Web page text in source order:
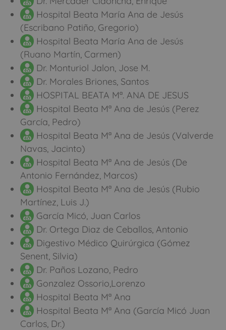
Hospital Beata María Ana de Jesús
(Escribano Patiño, Gregorio)
Hospital Beata María Ana de Jesús
(Ruano Martín, Carmen)
Dr. Monturiol Jalon, Jose M.
Dr. Morales Briones, Santos
HOSPITAL BEATA Mª. ANA DE JESUS
Hospital Beata Mª Ana de Jesús (Perez
García, Pedro)
Hospital Beata Mª Ana de Jesús (Valverde
Navas, Jacinto)
Hospital Beata Mª Ana de Jesús (De
Antonio Fernández, Marcos)
Hospital Beata Mª Ana de Jesús (Rubio
Martínez, Luis J.)
García Micó, Juan Carlos
Dr. Ortega Diaz de Ceballos, Antonio
Digestivo Médico Quirúrgica (Gómez
Senent, Silvia)
Dr. Paños Lozano, Pedro
Gonzalez Ossorio,Lorenzo
Hospital Beata Mª Ana
Hospital Beata Mª Ana (García Micó Juan
Carlos, Dr.)